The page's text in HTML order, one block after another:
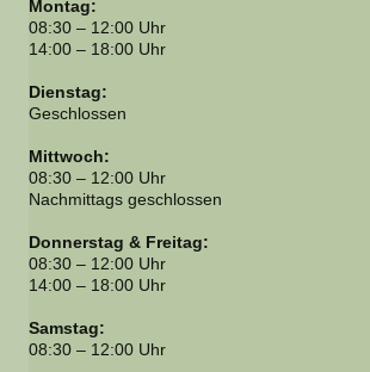
Montag:
08:30 – 12:00 Uhr
14:00 – 18:00 Uhr
Dienstag:
Geschlossen
Mittwoch:
08:30 – 12:00 Uhr
Nachmittags geschlossen
Donnerstag & Freitag:
08:30 – 12:00 Uhr
14:00 – 18:00 Uhr
Samstag:
08:30 – 12:00 Uhr